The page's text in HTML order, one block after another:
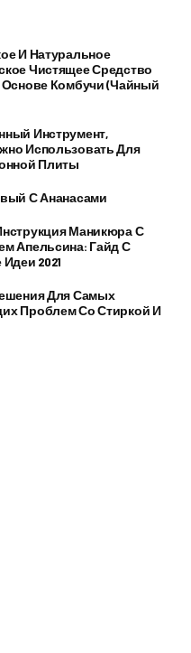
И Натуральное
Чистящее Средство
Комбучи (чайный
Инструмент,
Использовать Для
Плиты
С Ананасами
Маникюра С
Апельсина: Гайд С
2021
Для Самых
Проблем Со Стиркой И